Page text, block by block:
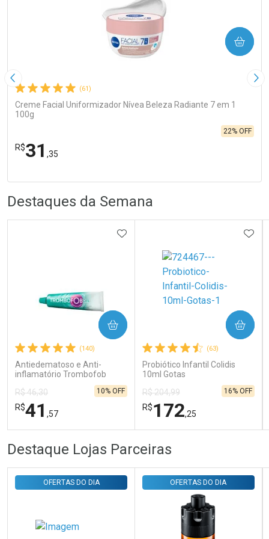
Imagem Anterior
(61)
Creme Facial Uniformizador Nívea Beleza Radiante 7 em 1
100g
R$31 ,35
22% OFF
COMPRAR
Laboratório
Ativar Desconto
Comprar sem Desconto
Por R$ 31,35/cada
Por Menos
Comprar sem Desconto
Por R$ 31,35/cada
Destaques da Semana
(140)
Antiedematoso e Anti-
inflamatório Trombofob
R$ 46,30
R$41 ,57
10% OFF
ADICIONAR AOS FAVORITOS
COMPRAR
FECHAR
Laboratório
FECHAR
Por Menos
(63)
Probiótico Infantil Colidis
10ml Gotas
R$ 204,99
R$172,25
16% OFF
COMPRAR
Por Menos
Destaque Lojas Parceiras
OFERTAS DO DIA OFERTAS DO DIA